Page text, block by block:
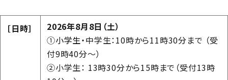
［日時］
2026年8月8日（土）
①小学生・中学生：10時から11時30分まで （受
付9時40分〜）
②小学生： 13時30分から15時まで（受付13時